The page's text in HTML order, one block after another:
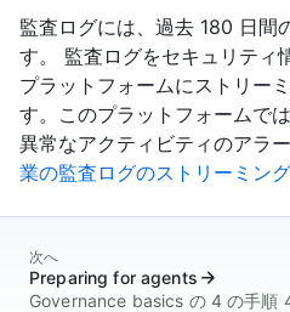
監査ログには、過去 180 日間
す。 監査ログをセキュリティ
プラットフォームにストリー
す。このプラットフォームで
異常なアクティビティのアラ
業の監査ログのストリーミング
次へ
Preparing for agents
Governance basics の 4 の手順